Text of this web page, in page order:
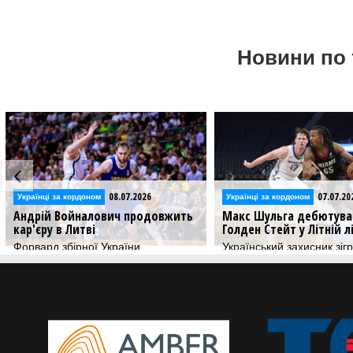
Новини по
Українці за кордоном 07.07.2026
Макс Шульга дебютував за
Голден Стейт у Літній лізі НБА
Український захисник зіграв більше
Українці за кордоном
Гравець збірної
Крамар
Гравець продовжить